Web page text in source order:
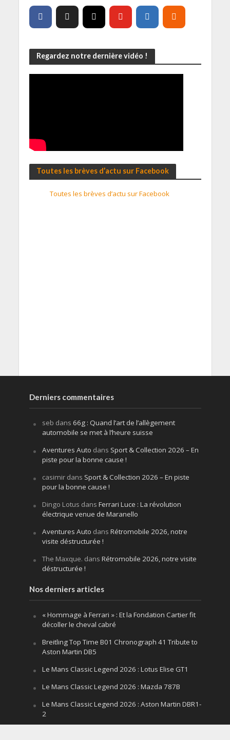
Regardez notre dernière vidéo !
Toutes les brèves d’actu sur Facebook
Toutes les brèves d’actu sur Facebook
Derniers commentaires
seb dans 66g : Quand l’art de l’allègement
automobile se met à l’heure suisse
Aventures Auto dans Sport & Collection 2026 – En
piste pour la bonne cause !
casimirdans Sport & Collection 2026 – En piste
pour la bonne cause !
Dingo Lotus dans Ferrari Luce : La révolution
électrique venue de Maranello
Aventures Auto dans Rétromobile 2026, notre
visite déstructurée !
The Maxque. dans Rétromobile 2026, notre visite
déstructurée !
Nos derniers articles
« Hommage à Ferrari » : Et la Fondation Cartier fit
décoller le cheval cabré
Breitling Top Time B01 Chronograph 41 Tribute to
Aston Martin DB5
Le Mans Classic Legend 2026 : Lotus Elise GT1
Le Mans Classic Legend 2026 : Mazda 787B
Le Mans Classic Legend 2026 : Aston Martin DBR1-
2